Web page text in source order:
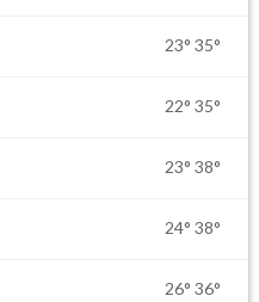
23° 35°
22° 35°
23° 38°
24° 38°
26° 36°